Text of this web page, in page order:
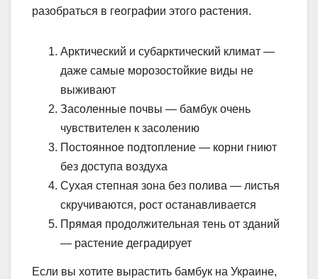
разобраться в географии этого растения.
Арктический и субарктический климат —
даже самые морозостойкие виды не
выживают
Засоленные почвы — бамбук очень
чувствителен к засолению
Постоянное подтопление — корни гниют
без доступа воздуха
Сухая степная зона без полива — листья
скручиваются, рост останавливается
Прямая продолжительная тень от зданий
— растение деградирует
Если вы хотите вырастить бамбук на Украине,